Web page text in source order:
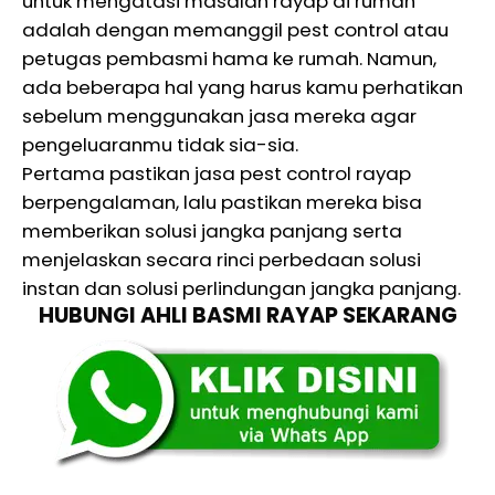
adalah dengan memanggil pest control atau
petugas pembasmi hama ke rumah. Namun,
ada beberapa hal yang harus kamu perhatikan
sebelum menggunakan jasa mereka agar
pengeluaranmu tidak sia-sia.
Pertama pastikan jasa pest control rayap
berpengalaman, lalu pastikan mereka bisa
memberikan solusi jangka panjang serta
menjelaskan secara rinci perbedaan solusi
instan dan solusi perlindungan jangka panjang.
HUBUNGI AHLI BASMI RAYAP SEKARANG